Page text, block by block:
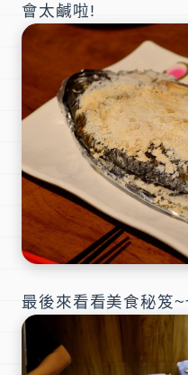
會太鹹啦!
最後來看看美食秘笈